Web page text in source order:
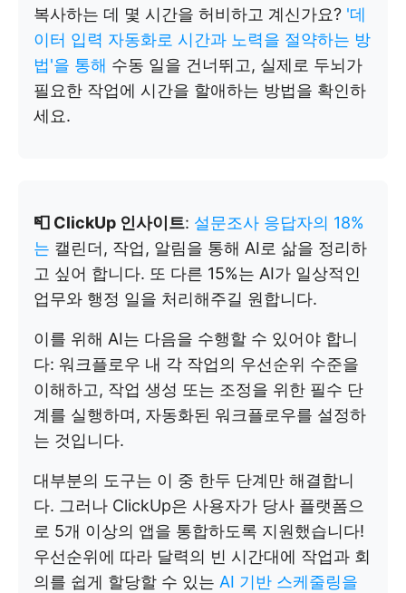
복사하는 데 몇 시간을 허비하고 계신가요? '데
이터 입력 자동화로 시간과 노력을 절약하는 방
법'을 통해 수동 일을 건너뛰고, 실제로 두뇌가
필요한 작업에 시간을 할애하는 방법을 확인하
세요.
📮 ClickUp 인사이트: 설문조사 응답자의 18%
는 캘린더, 작업, 알림을 통해 AI로 삶을 정리하
고 싶어 합니다. 또 다른 15%는 AI가 일상적인
업무와 행정 일을 처리해주길 원합니다.
이를 위해 AI는 다음을 수행할 수 있어야 합니
다: 워크플로우 내 각 작업의 우선순위 수준을
이해하고, 작업 생성 또는 조정을 위한 필수 단
계를 실행하며, 자동화된 워크플로우를 설정하
는 것입니다.
대부분의 도구는 이 중 한두 단계만 해결합니
다. 그러나 ClickUp은 사용자가 당사 플랫폼으
로 5개 이상의 앱을 통합하도록 지원했습니다!
우선순위에 따라 달력의 빈 시간대에 작업과 회
의를 쉽게 할당할 수 있는 AI 기반 스케줄링을